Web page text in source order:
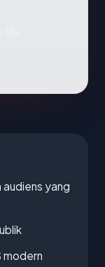
yang
modern